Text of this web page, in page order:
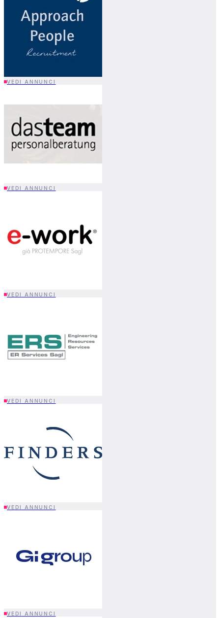
VEDI ANNUNCI
VEDI ANNUNCI
VEDI ANNUNCI
VEDI ANNUNCI
VEDI ANNUNCI
VEDI ANNUNCI